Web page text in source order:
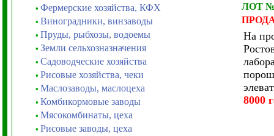
• Фермерские хозяйства, КФХ
• Виноградники, винзаводы
• Пруды, рыбхозы, водоемы
• Земли сельхозназначения
• Садоводческие хозяйства
• Рисовые хозяйства, чеки
• Маслозаводы, маслоцеха
• Комбикормовые заводы
• Мясокомбинаты, цеха
• Рисовые заводы, цеха
ЛОТ
На
8000